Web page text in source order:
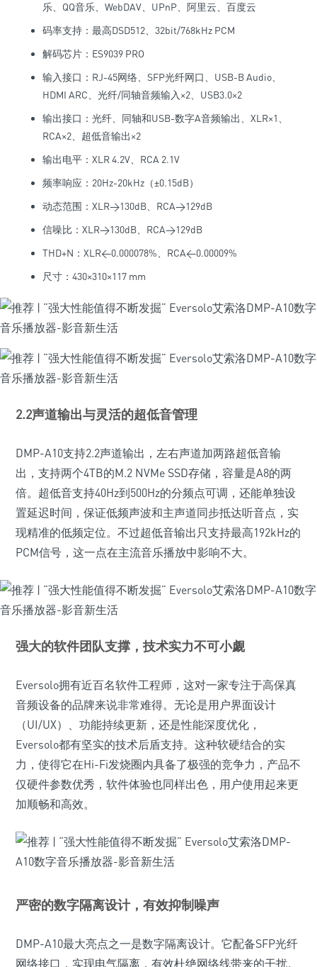
乐、QQ音乐、WebDAV、UPnP、阿里云、百度云
码率支持：最高DSD512、32bit/768kHz PCM
解码芯片：ES9039 PRO
输入接口：RJ-45网络、SFP光纤网口、USB-B Audio、
HDMI ARC、光纤/同轴音频输入×2、USB3.0×2
输出接口：光纤、同轴和USB-数字A音频输出、XLR×1、
RCA×2、超低音输出×2
输出电平：XLR 4.2V、RCA 2.1V
频率响应：20Hz-20kHz（±0.15dB）
动态范围：XLR>130dB、RCA>129dB
信噪比：XLR>130dB、RCA>129dB
THD+N：XLR<0.000078%、RCA<0.00009%
尺寸：430×310×117 mm
2.2声道输出与灵活的超低音管理
DMP-A10支持2.2声道输出，左右声道加两路超低音输
出，支持两个4TB的M.2 NVMe SSD存储，容量是A8的两
倍。超低音支持40Hz到500Hz的分频点可调，还能单独设
置延迟时间，保证低频声波和主声道同步抵达听音点，实
现精准的低频定位。不过超低音输出只支持最高192kHz的
PCM信号，这一点在主流音乐播放中影响不大。
强大的软件团队支撑，技术实力不可小觑
Eversolo拥有近百名软件工程师，这对一家专注于高保真
音频设备的品牌来说非常难得。无论是用户界面设计
（UI/UX）、功能持续更新，还是性能深度优化，
Eversolo都有坚实的技术后盾支持。这种软硬结合的实
力，使得它在Hi-Fi发烧圈内具备了极强的竞争力，产品不
仅硬件参数优秀，软件体验也同样出色，用户使用起来更
加顺畅和高效。
严密的数字隔离设计，有效抑制噪声
DMP-A10最大亮点之一是数字隔离设计。它配备SFP光纤
网络接口，实现电气隔离，有效杜绝网络线带来的干扰。